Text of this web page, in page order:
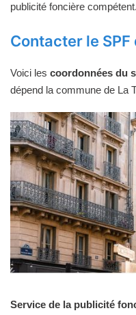
publicité foncière compétent.
Contacter le
Voici les coordonnées du
dépend la commune de La
Service de la publicité